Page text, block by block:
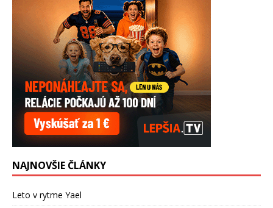
NAJNOVŠIE ČLÁNKY
Leto v rytme Yael